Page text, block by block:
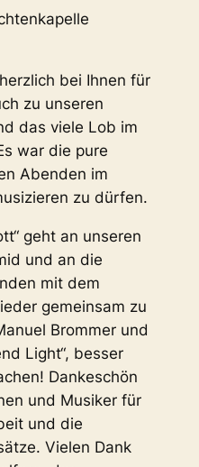
bei Ihnen für
zu unseren
das viele Lob im
war die pure
Abenden im
zu dürfen.
geht an unseren
und an die
mit dem
gemeinsam zu
Brommer und
Light“, besser
Dankeschön
und Musiker für
und die
Vielen Dank